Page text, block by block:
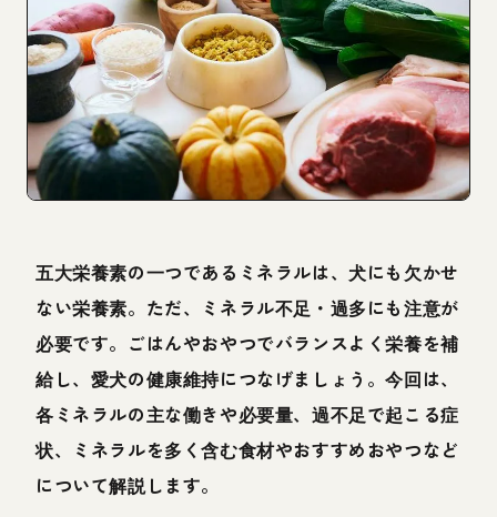
五大栄養素の一つであるミネラルは、犬にも欠かせ
ない栄養素。ただ、ミネラル不足・過多にも注意が
必要です。ごはんやおやつでバランスよく栄養を補
給し、愛犬の健康維持につなげましょう。今回は、
各ミネラルの主な働きや必要量、過不足で起こる症
状、ミネラルを多く含む食材やおすすめおやつなど
について解説します。